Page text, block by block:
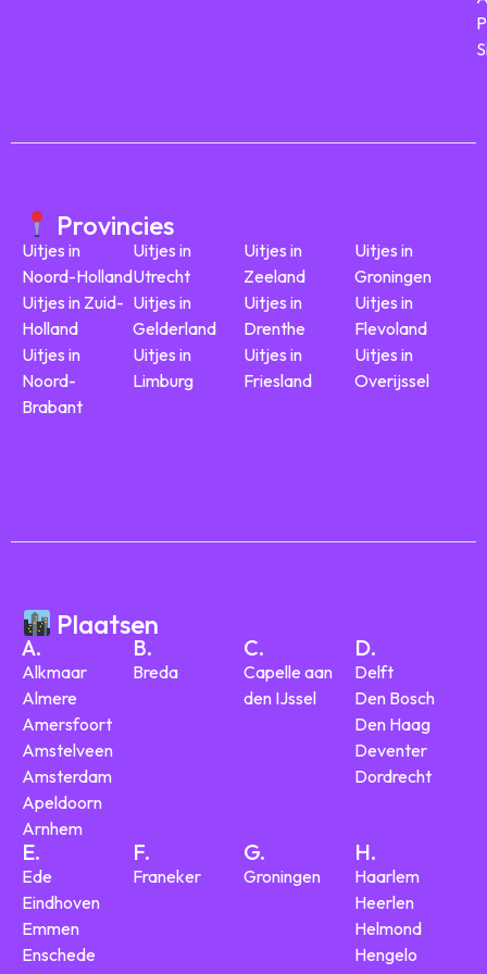
Provincies
Uitjes in
Noord-Holland
Uitjes in Zuid-
Holland
Uitjes in
Noord-
Brabant
Uitjes in
Utrecht
Uitjes in
Gelderland
Uitjes in
Limburg
Uitjes in
Zeeland
Uitjes in
Drenthe
Uitjes in
Friesland
Uitjes in
Groningen
Uitjes in
Flevoland
Uitjes in
Overijssel
Plaatsen
A.
Alkmaar
Almere
Amersfoort
Amstelveen
Amsterdam
Apeldoorn
Arnhem
B.
Breda
C.
Capelle aan
den IJssel
D.
Delft
Den Bosch
Den Haag
Deventer
Dordrecht
E.
Ede
Eindhoven
Emmen
Enschede
F.
Franeker
G.
Groningen
H.
Haarlem
Heerlen
Helmond
Hengelo